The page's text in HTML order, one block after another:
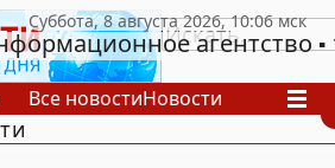
агентство
Все новостиНовости